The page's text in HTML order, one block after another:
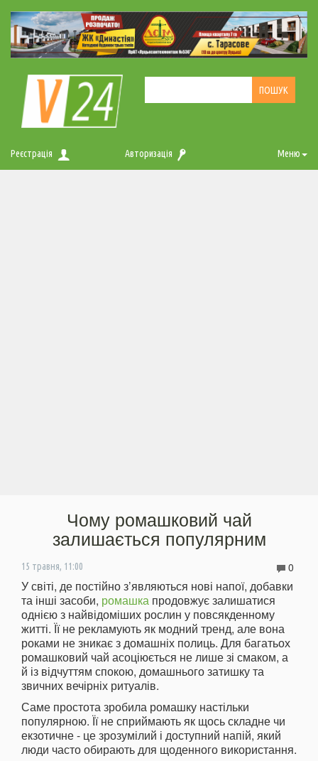
Реєстрація Авторизація Меню
Чому ромашковий чай
залишається популярним
15 травня, 11:00 0
У світі, де постійно з’являються нові напої, добавки
та інші засоби, ромашка продовжує залишатися
однією з найвідоміших рослин у повсякденному
житті. Її не рекламують як модний тренд, але вона
роками не зникає з домашніх полиць. Для багатьох
ромашковий чай асоціюється не лише зі смаком, а
й із відчуттям спокою, домашнього затишку та
звичних вечірніх ритуалів.
Саме простота зробила ромашку настільки
популярною. Її не сприймають як щось складне чи
екзотичне - це зрозумілий і доступний напій, який
люди часто обирають для щоденного використання.